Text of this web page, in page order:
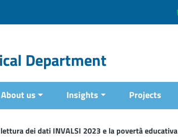
Department
About us Insights Projects
dei dati INVALSI 2023 e la povertà educativa